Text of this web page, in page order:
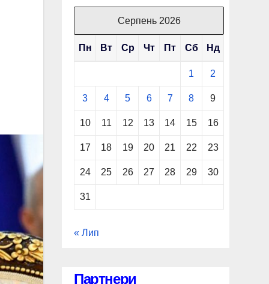
Серпень 2026
Пн Вт Ср Чт Пт Сб Нд
1 2
3 4 5 6 7 8 9
10 11 12 13 14 15 16
17 18 19 20 21 22 23
24 25 26 27 28 29 30
31
« Лип
Партнери